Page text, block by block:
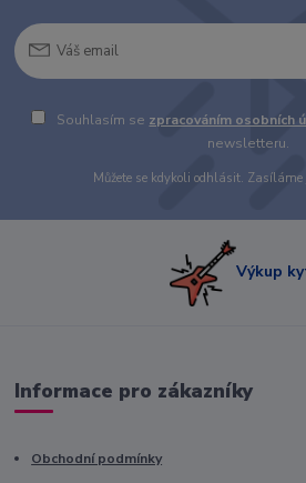
Souhlasím se zpracováním osobních
newsletteru.
Můžete se kdykoli odhlásit.
Výkup
Informace pro zákazníky
Obchodní podmínky